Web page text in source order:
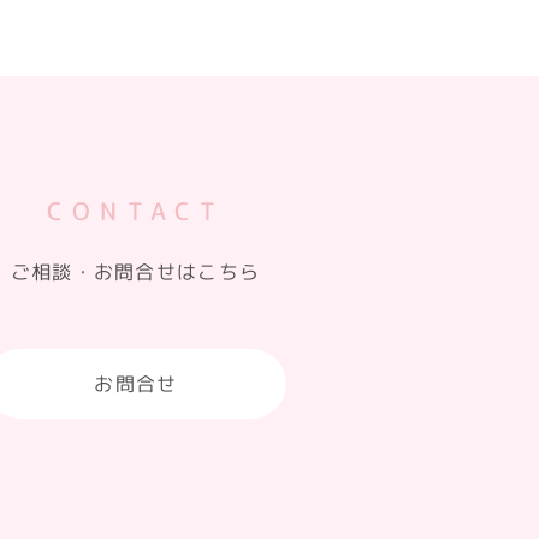
CONTACT
ご相談・お問合せはこちら
お問合せ